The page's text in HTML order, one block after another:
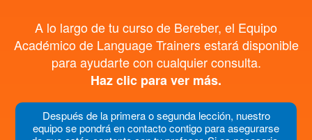
A lo largo de tu curso de Bereber, el Equipo
Académico de Language Trainers estará disponible
para ayudarte con cualquier consulta.
Haz clic para ver más.
Después de la primera o segunda lección, nuestro
equipo se pondrá en contacto contigo para asegurarse